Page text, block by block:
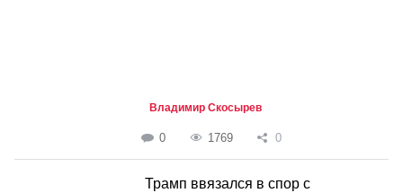
Владимир Скосырев
0 1769 0
Трамп ввязался в спор с